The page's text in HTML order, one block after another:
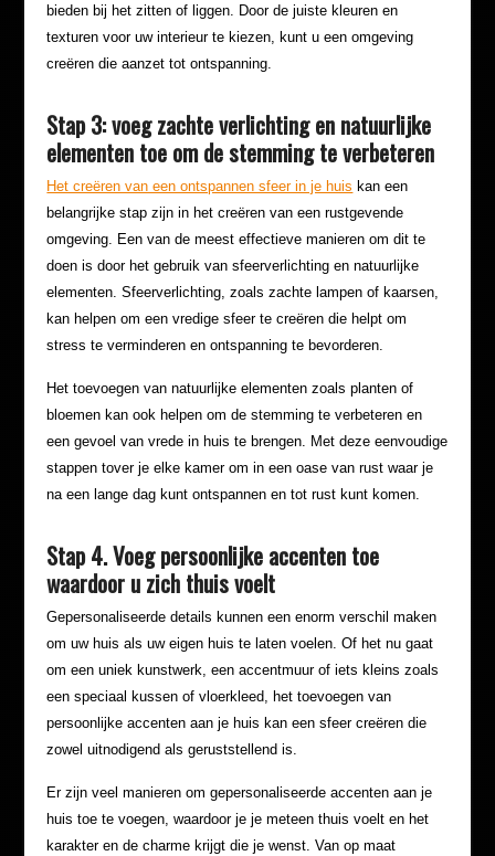
bieden bij het zitten of liggen. Door de juiste kleuren en
texturen voor uw interieur te kiezen, kunt u een omgeving
creëren die aanzet tot ontspanning.
Stap 3: voeg zachte verlichting en natuurlijke
elementen toe om de stemming te verbeteren
Het creëren van een ontspannen sfeer in je huis kan een
belangrijke stap zijn in het creëren van een rustgevende
omgeving. Een van de meest effectieve manieren om dit te
doen is door het gebruik van sfeerverlichting en natuurlijke
elementen. Sfeerverlichting, zoals zachte lampen of kaarsen,
kan helpen om een vredige sfeer te creëren die helpt om
stress te verminderen en ontspanning te bevorderen.
Het toevoegen van natuurlijke elementen zoals planten of
bloemen kan ook helpen om de stemming te verbeteren en
een gevoel van vrede in huis te brengen. Met deze eenvoudige
stappen tover je elke kamer om in een oase van rust waar je
na een lange dag kunt ontspannen en tot rust kunt komen.
Stap 4. Voeg persoonlijke accenten toe
waardoor u zich thuis voelt
Gepersonaliseerde details kunnen een enorm verschil maken
om uw huis als uw eigen huis te laten voelen. Of het nu gaat
om een uniek kunstwerk, een accentmuur of iets kleins zoals
een speciaal kussen of vloerkleed, het toevoegen van
persoonlijke accenten aan je huis kan een sfeer creëren die
zowel uitnodigend als geruststellend is.
Er zijn veel manieren om gepersonaliseerde accenten aan je
huis toe te voegen, waardoor je je meteen thuis voelt en het
karakter en de charme krijgt die je wenst. Van op maat